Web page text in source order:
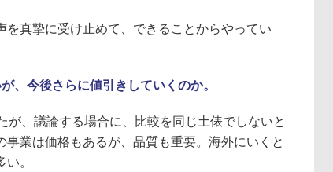
真摯に受け止めて、できることからやってい
、今後さらに値引きしていくのか。
、議論する場合に、比較を同じ土俵でしないと
業は価格もあるが、品質も重要。海外にいくと
。